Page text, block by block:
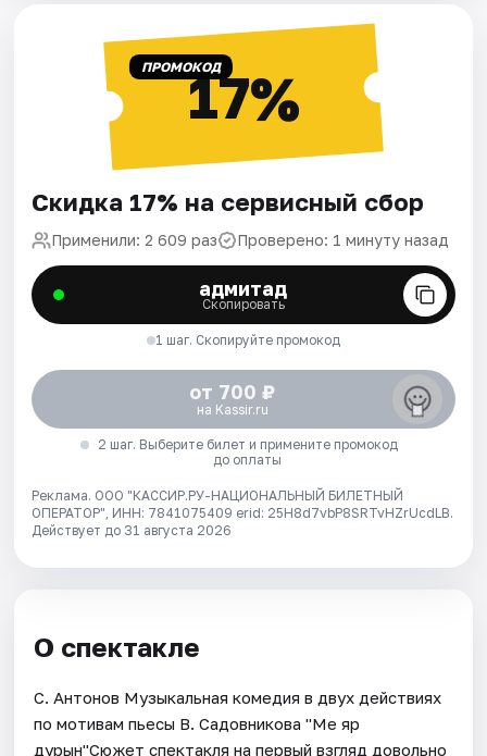
ПРОМОКОД17%
Скидка 17% на сервисный сбор
Применили: 2 609 раз Проверено: 1 минуту назад
адмитад
Скопировать
1 шаг. Скопируйте промокод
от 700 ₽
на Kassir.ru
2 шаг. Выберите билет и примените промокод
до оплаты
Реклама. ООО "КАССИР.РУ-НАЦИОНАЛЬНЫЙ БИЛЕТНЫЙ
ОПЕРАТОР", ИНН: 7841075409 erid: 25H8d7vbP8SRTvHZrUcdLB.
Действует до 31 августа 2026
О спектакле
С. Антонов Музыкальная комедия в двух действиях
по мотивам пьесы В. Садовникова "Меӵ яр
дурын"Сюжет спектакля на первый взгляд довольно